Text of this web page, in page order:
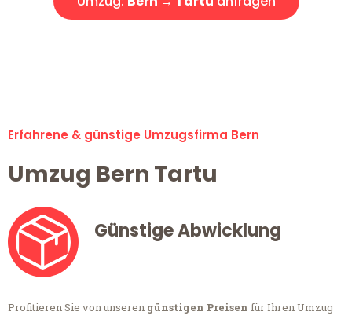
Erfahrene & günstige Umzugsfirma Bern
Umzug Bern Tartu
Günstige Abwicklung
Profitieren Sie von unseren günstigen Preisen für Ihren Umzug